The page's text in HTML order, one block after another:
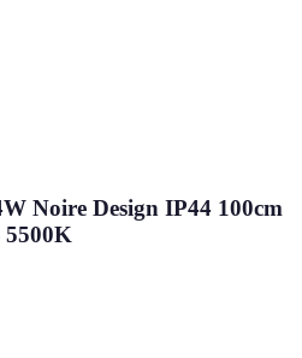
Noire Design IP44 100cm
5500K